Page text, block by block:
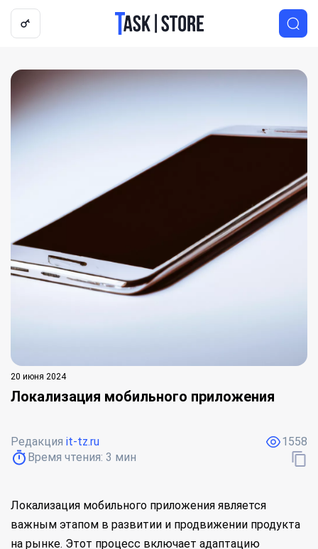
Логотип
20 июня 2024
Локализация мобильного приложения
Редакция it-tz.ru
Время чтения: 3 мин
1558
Локализация мобильного приложения является
важным этапом в развитии и продвижении продукта
на рынке. Этот процесс включает адаптацию